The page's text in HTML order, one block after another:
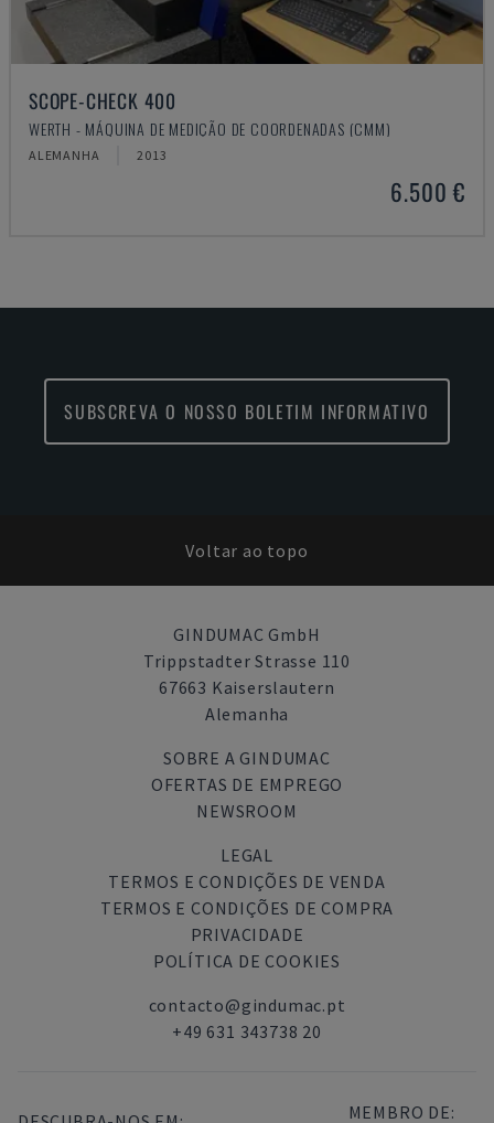
SCOPE-CHECK 400
WERTH - MÁQUINA DE MEDIÇÃO DE COORDENADAS (CMM)
ALEMANHA 2013
6.500 €
SUBSCREVA O NOSSO BOLETIM INFORMATIVO
Voltar ao topo
GINDUMAC GmbH
Trippstadter Strasse 110
67663 Kaiserslautern
Alemanha
SOBRE A GINDUMAC
OFERTAS DE EMPREGO
NEWSROOM
LEGAL
TERMOS E CONDIÇÕES DE VENDA
TERMOS E CONDIÇÕES DE COMPRA
PRIVACIDADE
POLÍTICA DE COOKIES
contacto@gindumac.pt
+49 631 343738 20
MEMBRO DE: